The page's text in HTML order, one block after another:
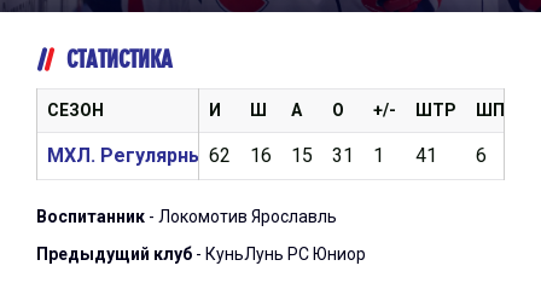
СТАТИСТИКА
И Ш А О +/- ШТР ШП
62 16 15 31 1 41 6
СЕЗОН
МХЛ. Регулярный чемпионат 2018/2019
Воспитанник - Локомотив Ярославль
Предыдущий клуб - КуньЛунь РС Юниор